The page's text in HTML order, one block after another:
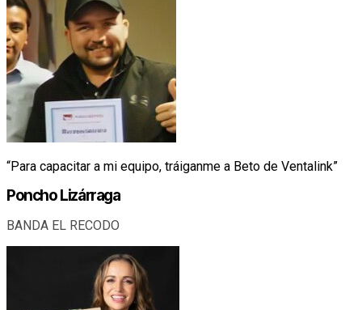
“Para capacitar a mi equipo, tráiganme a Beto de Ventalink”
Poncho Lizárraga
BANDA EL RECODO